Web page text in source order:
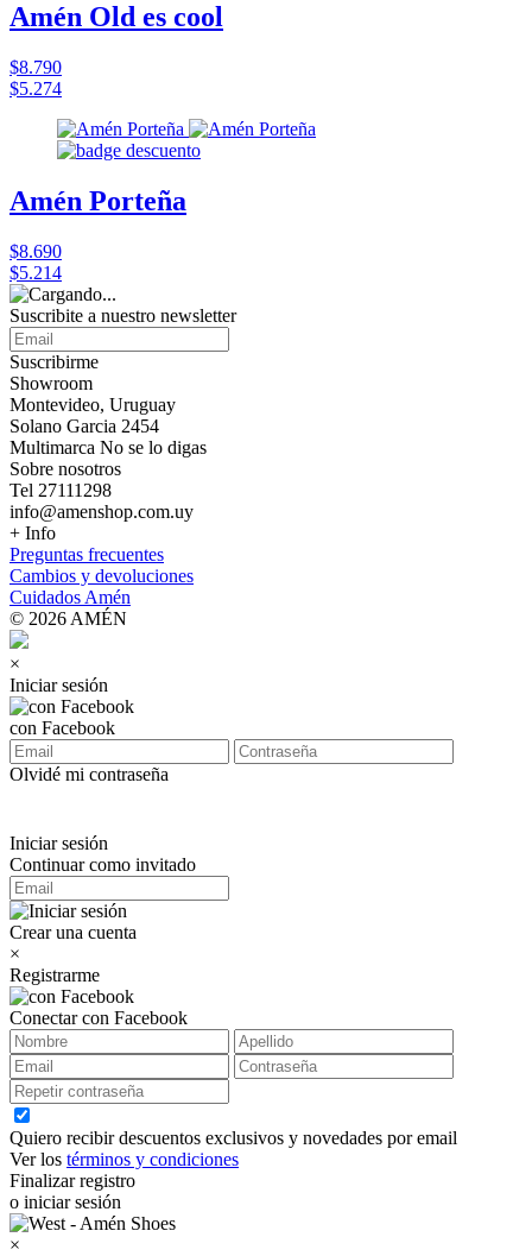
Amén Old es cool
$8.790
$5.274
Amén Porteña
$8.690
$5.214
Suscribite a nuestro newsletter
Suscribirme
Showroom
Montevideo, Uruguay
Solano Garcia 2454
Multimarca No se lo digas
Sobre nosotros
Tel 27111298
info@amenshop.com.uy
+ Info
Preguntas frecuentes
Cambios y devoluciones
Cuidados Amén
© 2026 AMÉN
×
Iniciar sesión
con Facebook
Olvidé mi contraseña
Iniciar sesión
Continuar como invitado
Crear una cuenta
×
Registrarme
Conectar con Facebook
Quiero recibir descuentos exclusivos y novedades por email
Ver los términos y condiciones
Finalizar registro
o iniciar sesión
×